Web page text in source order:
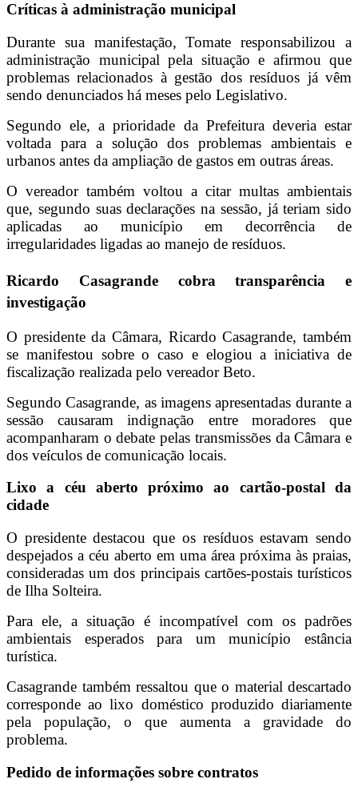
Críticas à administração municipal
Durante sua manifestação, Tomate responsabilizou a
administração municipal pela situação e afirmou que
problemas relacionados à gestão dos resíduos já vêm
sendo denunciados há meses pelo Legislativo.
Segundo ele, a prioridade da Prefeitura deveria estar
voltada para a solução dos problemas ambientais e
urbanos antes da ampliação de gastos em outras áreas.
O vereador também voltou a citar multas ambientais
que, segundo suas declarações na sessão, já teriam sido
aplicadas ao município em decorrência de
irregularidades ligadas ao manejo de resíduos.
Ricardo Casagrande cobra transparência e
investigação
O presidente da Câmara, Ricardo Casagrande, também
se manifestou sobre o caso e elogiou a iniciativa de
fiscalização realizada pelo vereador Beto.
Segundo Casagrande, as imagens apresentadas durante a
sessão causaram indignação entre moradores que
acompanharam o debate pelas transmissões da Câmara e
dos veículos de comunicação locais.
Lixo a céu aberto próximo ao cartão-postal da
cidade
O presidente destacou que os resíduos estavam sendo
despejados a céu aberto em uma área próxima às praias,
consideradas um dos principais cartões-postais turísticos
de Ilha Solteira.
Para ele, a situação é incompatível com os padrões
ambientais esperados para um município estância
turística.
Casagrande também ressaltou que o material descartado
corresponde ao lixo doméstico produzido diariamente
pela população, o que aumenta a gravidade do
problema.
Pedido de informações sobre contratos